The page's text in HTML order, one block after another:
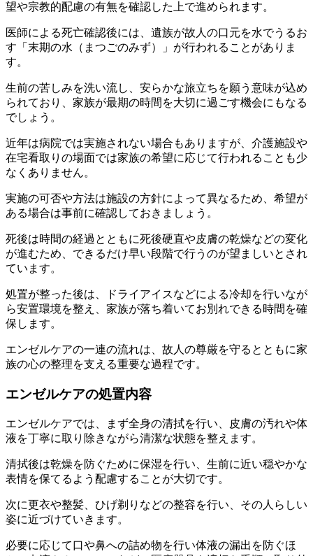
望や宗教的配慮の有無を確認した上で進められます。
医師による死亡確認後には、遺族が故人の口元を水でうるお
す「末期の水（まつごのみず）」が行われることがありま
す。
生前の苦しみを洗い流し、安らかな旅立ちを願う意味が込め
られており、家族が最期の時間を大切に過ごす機会にもなる
でしょう。
近年は病院では実施されない場合もありますが、介護施設や
在宅看取りの場面では家族の希望に応じて行われることも少
なくありません。
実施の可否や方法は施設の方針によって異なるため、希望が
ある場合は事前に確認しておきましょう。
死後は時間の経過とともに死後硬直や皮膚の乾燥などの変化
が進むため、できるだけ早い段階で行うのが望ましいとされ
ています。
処置が整った後は、ドライアイスなどによる冷却を行いなが
ら安置環境を整え、家族が落ち着いてお別れできる時間を確
保します。
エンゼルケアの一連の流れは、故人の尊厳を守るとともに家
族の心の整理を支える重要な過程です。
エンゼルケアの処置内容
エンゼルケアでは、まず全身の清拭を行い、皮膚の汚れや体
液を丁寧に取り除きながら清潔な状態を整えます。
清拭後は乾燥を防ぐために保湿を行い、生前に近い穏やかな
表情を保てるよう配慮することが大切です。
次に更衣や整髪、ひげ剃りなどの整容を行い、その人らしい
姿に近づけていきます。
必要に応じて口や鼻への詰め物を行い体液の漏出を防ぐほ